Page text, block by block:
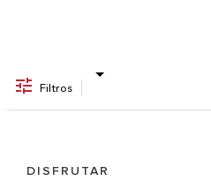
Filtros
DISFRUTAR